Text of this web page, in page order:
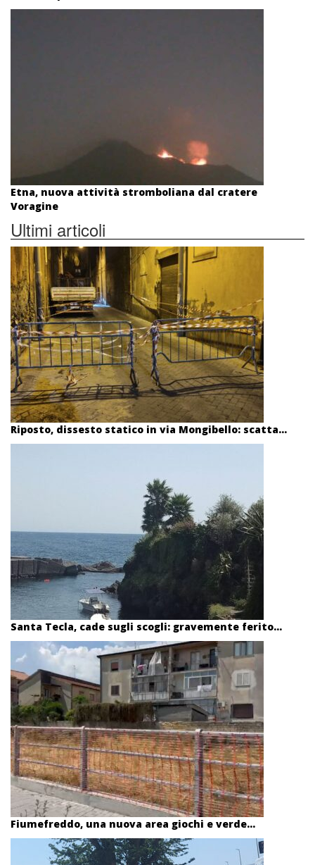
Etna, nuova attività stromboliana dal cratere
Voragine
Ultimi articoli
Riposto, dissesto statico in via Mongibello: scatta...
Santa Tecla, cade sugli scogli: gravemente ferito...
Fiumefreddo, una nuova area giochi e verde...